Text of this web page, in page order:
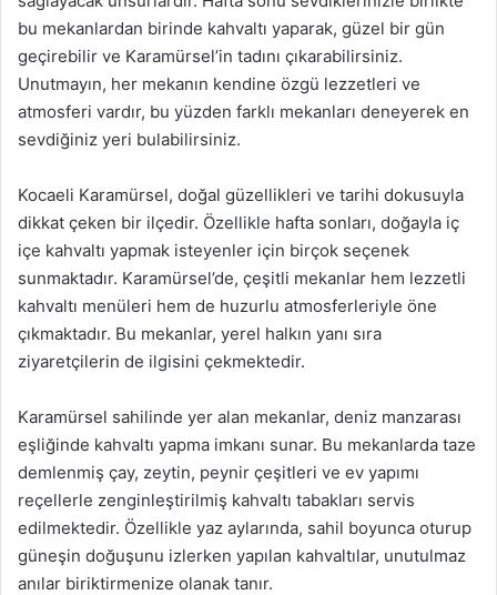
bu mekanlardan birinde kahvaltı yaparak, güzel bir gün
geçirebilir ve Karamürsel’in tadını çıkarabilirsiniz.
Unutmayın, her mekanın kendine özgü lezzetleri ve
atmosferi vardır, bu yüzden farklı mekanları deneyerek en
sevdiğiniz yeri bulabilirsiniz.
Kocaeli Karamürsel, doğal güzellikleri ve tarihi dokusuyla
dikkat çeken bir ilçedir. Özellikle hafta sonları, doğayla iç
içe kahvaltı yapmak isteyenler için birçok seçenek
sunmaktadır. Karamürsel’de, çeşitli mekanlar hem lezzetli
kahvaltı menüleri hem de huzurlu atmosferleriyle öne
çıkmaktadır. Bu mekanlar, yerel halkın yanı sıra
ziyaretçilerin de ilgisini çekmektedir.
Karamürsel sahilinde yer alan mekanlar, deniz manzarası
eşliğinde kahvaltı yapma imkanı sunar. Bu mekanlarda taze
demlenmiş çay, zeytin, peynir çeşitleri ve ev yapımı
reçellerle zenginleştirilmiş kahvaltı tabakları servis
edilmektedir. Özellikle yaz aylarında, sahil boyunca oturup
güneşin doğuşunu izlerken yapılan kahvaltılar, unutulmaz
anılar biriktirmenize olanak tanır.